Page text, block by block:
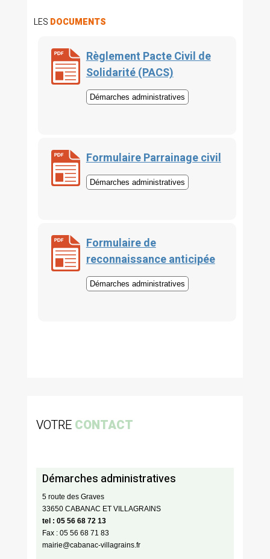
LES DOCUMENTS
Règlement Pacte Civil de
Solidarité (PACS)
Démarches administratives
Formulaire Parrainage civil
Démarches administratives
Formulaire de
reconnaissance anticipée
Démarches administratives
VOTRE CONTACT
Démarches administratives
5 route des Graves
33650 CABANAC ET VILLAGRAINS
tel : 05 56 68 72 13
Fax : 05 56 68 71 83
mairie@cabanac-villagrains.fr